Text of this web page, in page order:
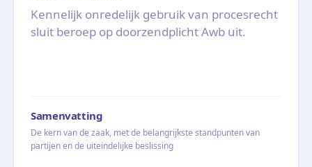
Kennelijk onredelijk gebruik van procesrecht
sluit beroep op doorzendplicht Awb uit.
Samenvatting
De kern van de zaak, met de belangrijkste standpunten van
partijen en de uiteindelijke beslissing